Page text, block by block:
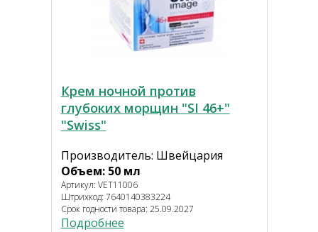
Крем ночной против
глубоких морщин "SI 46+"
"Swiss"
Производитель: Швейцария
Объем: 50 мл
Артикул: VET11006
Штрихкод: 7640140383224
Срок годности товара: 25.09.2027
Подробнее